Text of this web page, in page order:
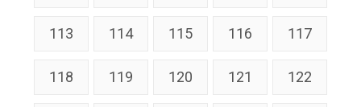
113 114 115 116 117
118 119 120 121 122